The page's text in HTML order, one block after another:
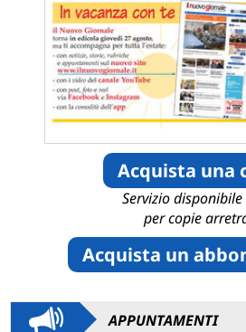
Acquista una
Servizio disponibile
per copie
Acquista un
APPUNTAMENTI